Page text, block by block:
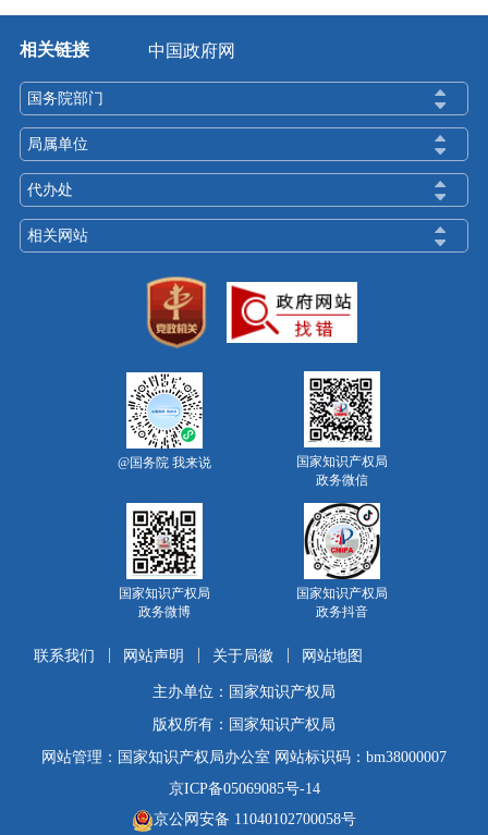
相关链接 中国政府网
国务院部门
局属单位
代办处
相关网站
@国务院 我来说
国家知识产权局
政务微信
国家知识产权局
政务微博
国家知识产权局
政务抖音
联系我们 网站声明 关于局徽 网站地图
主办单位：国家知识产权局
版权所有：国家知识产权局
网站管理：国家知识产权局办公室 网站标识码：bm38000007
京ICP备05069085号-14
京公网安备 11040102700058号